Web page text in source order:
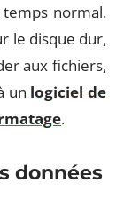
temps normal.
le disque dur,
aux fichiers,
un logiciel de
.
données